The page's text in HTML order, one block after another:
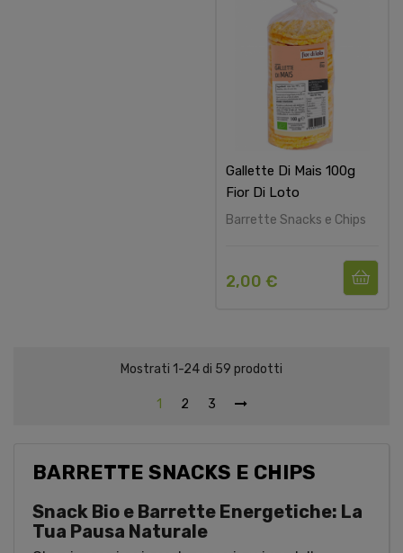
Gallette Di Mais 100g
Fior Di Loto
Barrette Snacks e Chips
2,00 €
Mostrati 1-24 di 59 prodotti
1 2 3
BARRETTE SNACKS E CHIPS
Snack Bio e Barrette Energetiche: La
Tua Pausa Naturale